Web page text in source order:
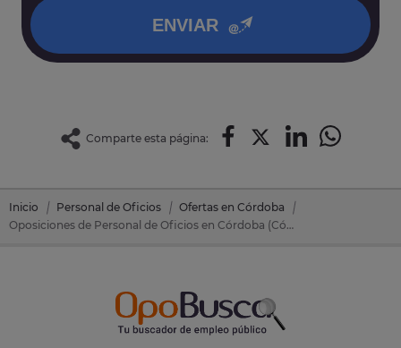
ENVIAR
Comparte esta página:
Inicio Personal de Oficios
Ofertas en Córdoba
Oposiciones de Personal de Oficios en Córdoba (Córdoba)